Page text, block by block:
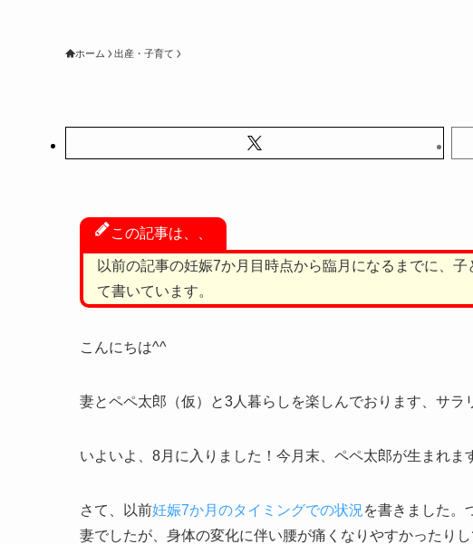
ホーム 出産・子育て
この記事は、、
以前の記事の妊娠7か月目時点から臨月になるまでに、
て書いています。
こんにちは^^
妻とペペ太郎（仮）と3人暮らしを楽しんでおります、サラ
いよいよ、8月に入りました！今月末、ペペ太郎が生まれま
さて、以前妊娠7か月のタイミングでの状況を書きました。
妻でしたが、身体の変化に伴い腰が痛くなりやすかったりし